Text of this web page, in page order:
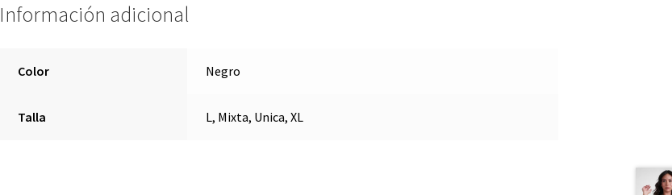
Información adicional
Color Negro
Talla L, Mixta, Unica, XL